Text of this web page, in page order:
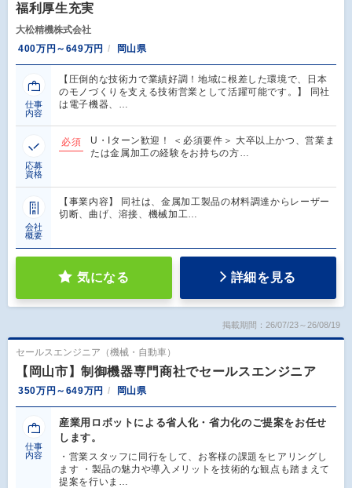
福利厚生充実
大松精機株式会社
400万円～649万円
岡山県
仕事
内容
【圧倒的な技術力で業績好調！地域に根差した環境で、日本
のモノづくりを支える技術営業として活躍可能です。】 同社
は電子機器、…
応募
資格
必須
U・Iターン歓迎！ ＜必須要件＞ 大卒以上かつ、営業ま
たは金属加工の経験をお持ちの方…
会社
概要
【事業内容】 同社は、金属加工製品の材料調達からレーザー
切断、曲げ、溶接、機械加工…
気になる 詳細を見る
掲載期間：26/07/23～26/08/19
セールスエンジニア（機械・自動車）
【岡山市】制御機器専門商社でセールスエンジニア
350万円～649万円 岡山県
仕事
内容
産業用ロボットによる省人化・省力化のご提案をお任せ
します。
・営業スタッフに同行をして、お客様の課題をヒアリングし
ます ・製品の魅力や導入メリットを技術的な観点も踏まえて
提案を行いま…